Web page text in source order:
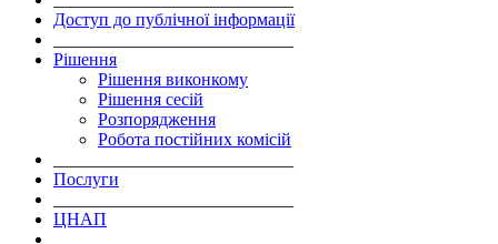
Доступ до публічної інформації
Рішення
Рішення виконкому
Рішення сесій
Розпорядження
Робота постійних комісій
Послуги
ЦНАП